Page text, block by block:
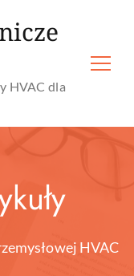
HVAC dla
HVAC